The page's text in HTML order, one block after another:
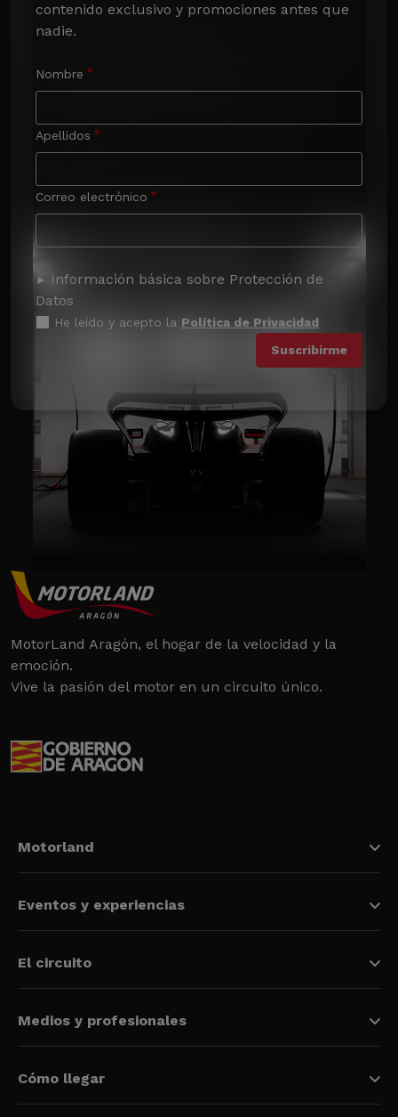
contenido exclusivo y promociones antes que
nadie.
Nombre
Apellidos
Correo electrónico
Información básica sobre Protección de
Datos
He leído y acepto la Política de Privacidad
MotorLand Aragón, el hogar de la velocidad y la
emoción.
Vive la pasión del motor en un circuito único.
Motorland
Eventos y experiencias
El circuito
Medios y profesionales
Cómo llegar